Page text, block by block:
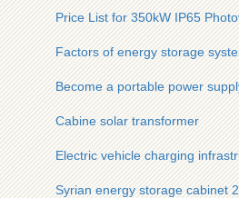
Price List for 350kW IP65
Factors of energy storage
Become a portable power
Cabine solar transformer
Electric vehicle charging
Syrian energy storage cabinet